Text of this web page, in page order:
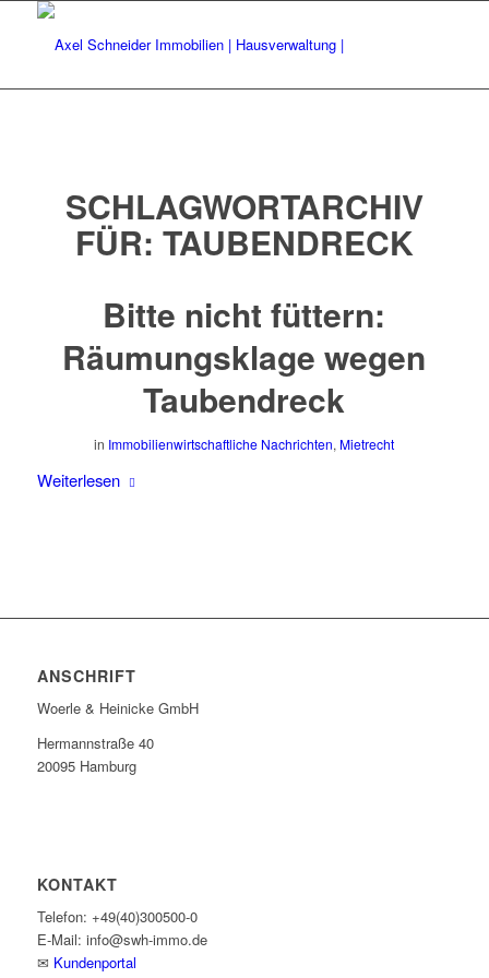
SCHLAGWORTARCHIV
FÜR: TAUBENDRECK
Bitte nicht füttern:
Räumungsklage wegen
Taubendreck
in Immobilienwirtschaftliche Nachrichten, Mietrecht
Weiterlesen
ANSCHRIFT
Woerle & Heinicke GmbH
Hermannstraße 40
20095 Hamburg
KONTAKT
Telefon: +49(40)300500-0
E-Mail: info@swh-immo.de
✉ Kundenportal